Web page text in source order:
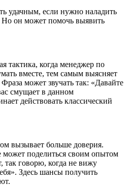
удачным, если нужно наладить
он может помочь выявить
тактика, когда менеджер по
вместе, тем самым выясняет
может звучать так: «Давайте
смущает в данном
действовать классический
вызывает больше доверия.
поделиться своим опытом
так говорю, когда не вижу
Здесь шансы получить